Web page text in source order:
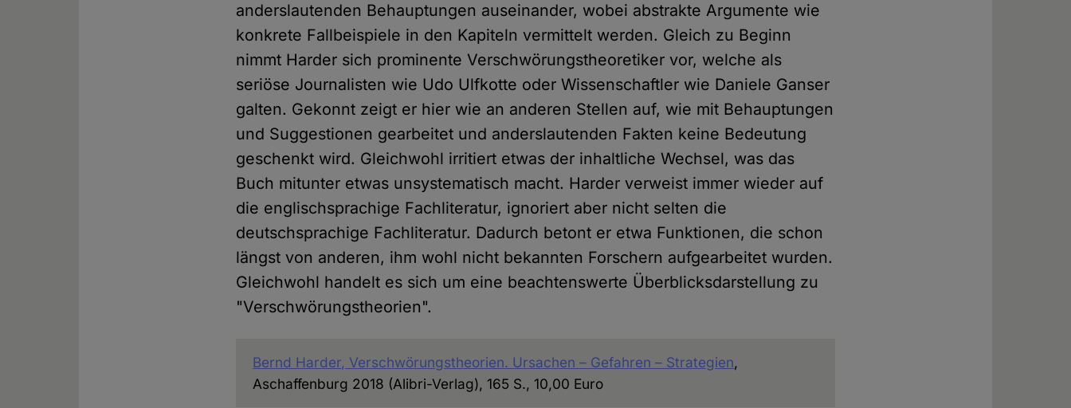
anderslautenden Behauptungen auseinander, wobei abstrakte Argumente wie
konkrete Fallbeispiele in den Kapiteln vermittelt werden. Gleich zu Beginn
nimmt Harder sich prominente Verschwörungstheoretiker vor, welche als
seriöse Journalisten wie Udo Ulfkotte oder Wissenschaftler wie Daniele Ganser
galten. Gekonnt zeigt er hier wie an anderen Stellen auf, wie mit Behauptungen
und Suggestionen gearbeitet und anderslautenden Fakten keine Bedeutung
geschenkt wird. Gleichwohl irritiert etwas der inhaltliche Wechsel, was das
Buch mitunter etwas unsystematisch macht. Harder verweist immer wieder auf
die englischsprachige Fachliteratur, ignoriert aber nicht selten die
deutschsprachige Fachliteratur. Dadurch betont er etwa Funktionen, die schon
längst von anderen, ihm wohl nicht bekannten Forschern aufgearbeitet wurden.
Gleichwohl handelt es sich um eine beachtenswerte Überblicksdarstellung zu
"Verschwörungstheorien".
Bernd Harder, Verschwörungstheorien. Ursachen – Gefahren – Strategien,
Aschaffenburg 2018 (Alibri-Verlag), 165 S., 10,00 Euro